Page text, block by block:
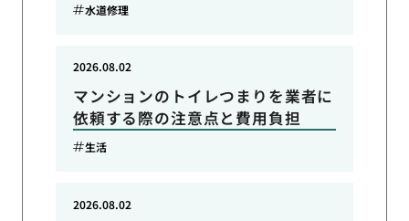
水道修理
マンションのトイレつまりを業者に
依頼する際の注意点と費用負担
2026.08.02
生活
2026.08.02